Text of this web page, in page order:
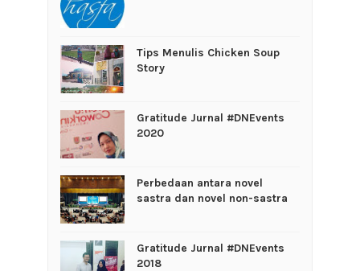
Tips Menulis Chicken Soup
Story
Gratitude Jurnal #DNEvents
2020
Perbedaan antara novel
sastra dan novel non-sastra
Gratitude Jurnal #DNEvents
2018